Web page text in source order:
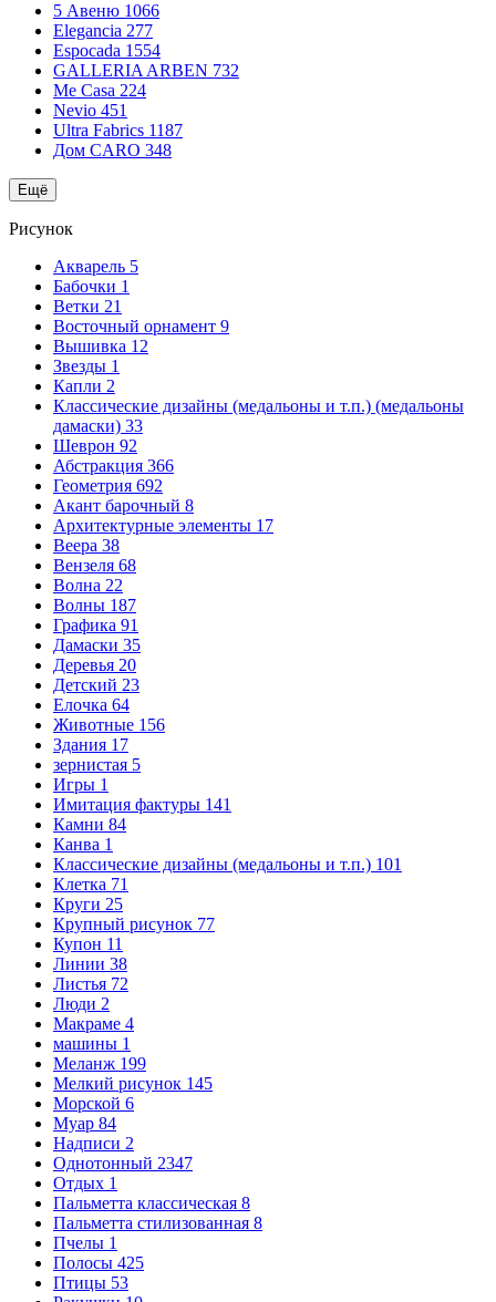
5 Авеню 1066
Elegancia 277
Espocada 1554
GALLERIA ARBEN 732
Me Casa 224
Nevio 451
Ultra Fabrics 1187
Дом CARO 348
Ещё
Рисунок
Акварель 5
Бабочки 1
Ветки 21
Восточный орнамент 9
Вышивка 12
Звезды 1
Капли 2
Классические дизайны (медальоны и т.п.) (медальоны
дамаски) 33
Шеврон 92
Абстракция 366
Геометрия 692
Акант барочный 8
Архитектурные элементы 17
Веера 38
Вензеля 68
Волна 22
Волны 187
Графика 91
Дамаски 35
Деревья 20
Детский 23
Елочка 64
Животные 156
Здания 17
зернистая 5
Игры 1
Имитация фактуры 141
Камни 84
Канва 1
Классические дизайны (медальоны и т.п.) 101
Клетка 71
Круги 25
Крупный рисунок 77
Купон 11
Линии 38
Листья 72
Люди 2
Макраме 4
машины 1
Меланж 199
Мелкий рисунок 145
Морской 6
Муар 84
Надписи 2
Однотонный 2347
Отдых 1
Пальметта классическая 8
Пальметта стилизованная 8
Пчелы 1
Полосы 425
Птицы 53